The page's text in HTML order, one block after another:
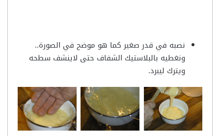
نصبه في قدر صغير كما هو موضح في الصورة..
ونغطيه بالبلاستيك الشفاف حتى لاينشف سطحه
ويترك ليبرد.